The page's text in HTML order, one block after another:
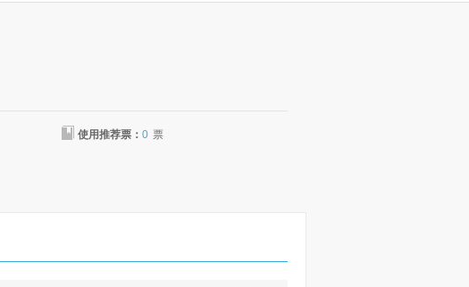
使用推荐票：0 票